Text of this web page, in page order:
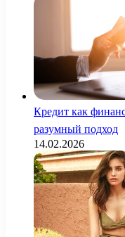
Кредит как
разумный подход
14.02.2026